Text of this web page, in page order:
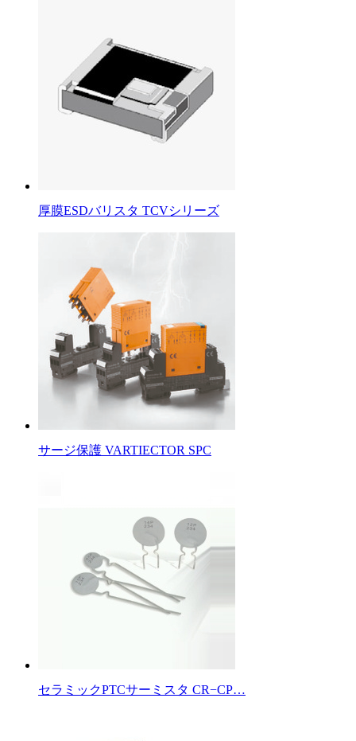
厚膜ESDバリスタ TCVシリーズ
サージ保護 VARTIECTOR SPC
セラミックPTCサーミスタ CR−CP…